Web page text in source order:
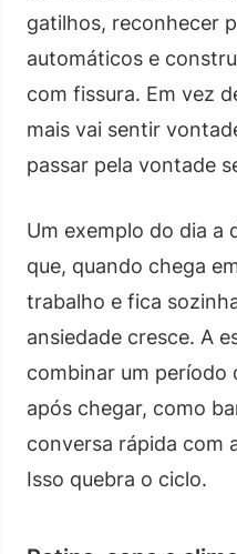
gatilhos, reconhecer
automáticos e
com fissura. Em vez
mais vai sentir
passar pela vontade
Um exemplo do dia a
que, quando chega
trabalho e fica
ansiedade cresce. A
combinar um período
após chegar, como
conversa rápida com
Isso quebra o ciclo.